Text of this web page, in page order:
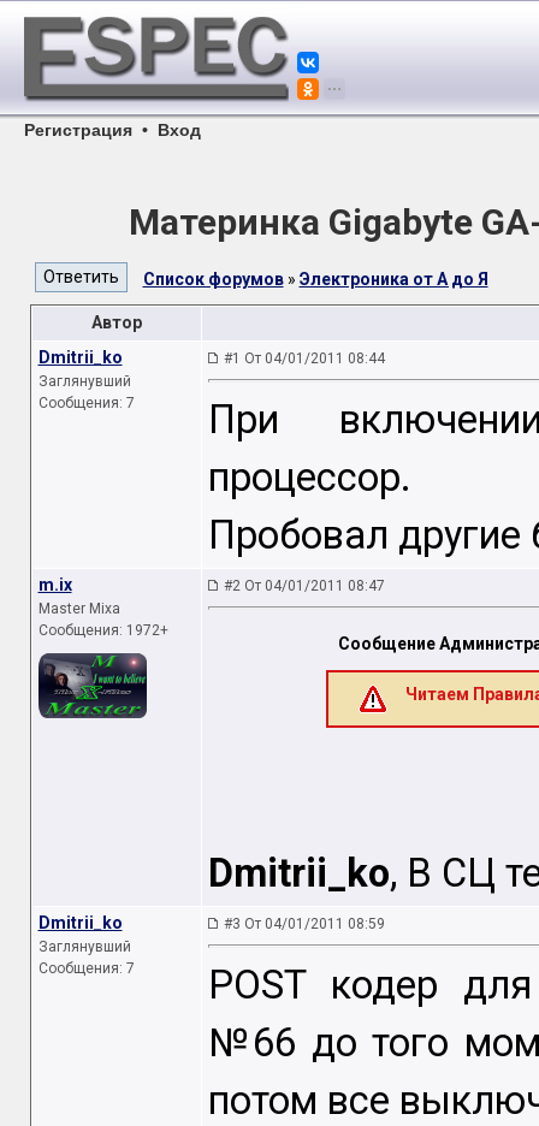
Регистрация • Вход
Материнка Gigabyte
Список форумов» Электроника от А до Я
Автор
Dmitrii_ko
Заглянувший
Сообщения: 7
#1 От 04/01/2011 08:44
При
процессор.
Пробовал
m.ix
Master Mixa
Сообщения: 1972+
#2 От 04/01/2011 08:47
Сообщение
Читаем
Dmitrii_ko, В СЦ
Dmitrii_ko
Заглянувший
Сообщения: 7
#3 От 04/01/2011 08:59
POST кодер
№66 до того
потом все